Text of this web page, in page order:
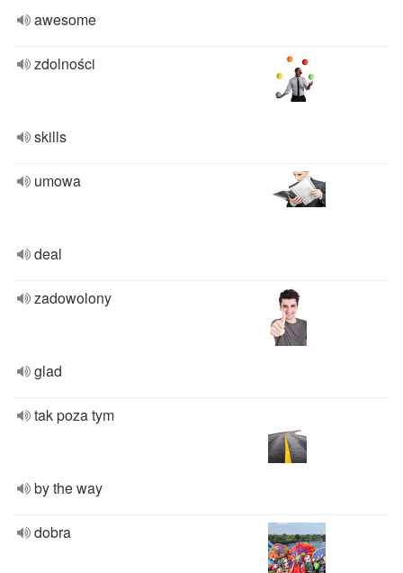
awesome
zdolności
skills
umowa
deal
zadowolony
glad
tak poza tym
by the way
dobra